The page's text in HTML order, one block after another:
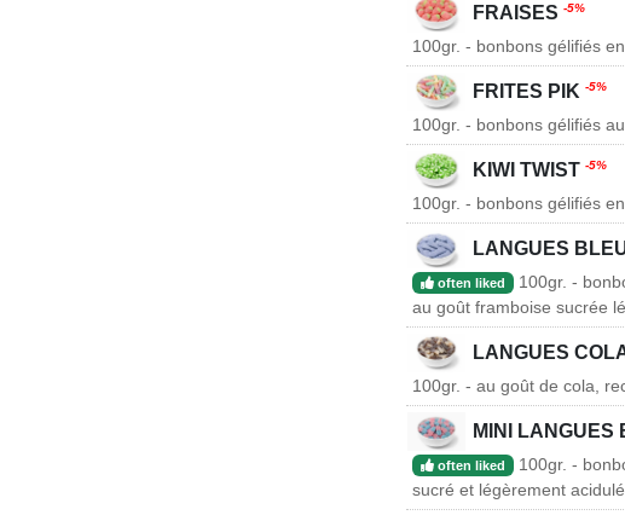
FRAISES -5%
100gr. - bonbons gélifiés
FRITES PIK -5%
100gr. - bonbons gélifiés
KIWI TWIST -5%
100gr. - bonbons gélifiés
LANGUES
often liked
100gr. -
au goût framboise sucrée
LANGUES
100gr. - au goût de cola,
MINI LANGUES
often liked
100gr. -
sucré et légèrement acidulé